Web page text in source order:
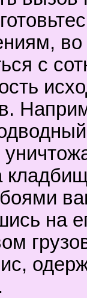
во
с
на